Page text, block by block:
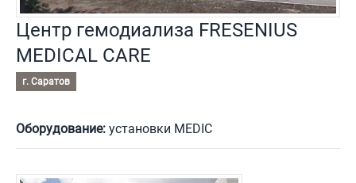
Центр гемодиализа FRESENIUS
MEDICAL CARE
г. Саратов
Оборудование: установки MEDIC